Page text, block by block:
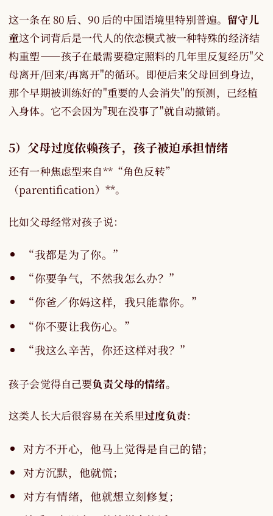
这一条在 80 后、90 后的中国语境里特别普遍。 留守儿
童这个词背后是一代人的依恋模式被一种特殊的经济结
构重塑——孩子在最需要稳定照料的几年里反复经历"父
母离开/回来/再离开"的循环。即便后来父母回到身边，
那个早期被训练好的"重要的人会消失"的预测，已经植
入身体。它不会因为"现在没事了"就自动撤销。
5）父母过度依赖孩子，孩子被迫承担情绪
还有一种焦虑型来自**“角色反转”
（parentification）**。
比如父母经常对孩子说：
“我都是为了你。”
“你要争气，不然我怎么办？”
“你爸／你妈这样，我只能靠你。”
“你不要让我伤心。”
“我这么辛苦，你还这样对我？”
孩子会觉得自己要负责父母的情绪。
这类人长大后很容易在关系里过度负责：
对方不开心，他马上觉得是自己的错；
对方沉默，他就慌；
对方有情绪，他就想立刻修复；